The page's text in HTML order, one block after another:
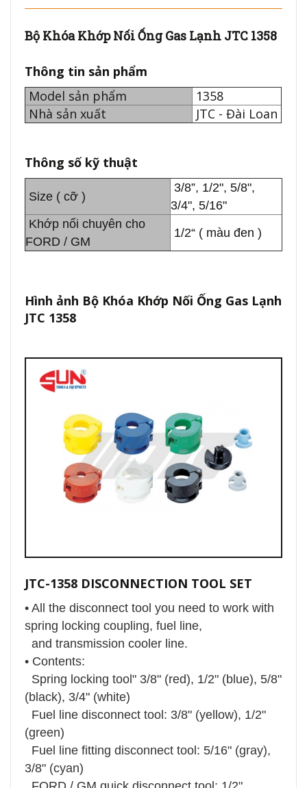
Bộ Khóa Khớp Nối Ống Gas Lạnh JTC 1358
Thông tin sản phẩm
Model sản phẩm
1358
Nhà sản xuất
JTC - Đài Loan
Thông số kỹ thuật
Size ( cỡ )
3/8”, 1/2", 5/8",
3/4", 5/16"
Khớp nối chuyên cho
FORD / GM
1/2“ ( màu đen )
Hình ảnh Bộ Khóa Khớp Nối Ống Gas Lạnh
JTC 1358
JTC-1358 DISCONNECTION TOOL SET
• All the disconnect tool you need to work with
spring locking coupling, fuel line,
and transmission cooler line.
• Contents:
Spring locking tool" 3/8" (red), 1/2" (blue), 5/8"
(black), 3/4" (white)
Fuel line disconnect tool: 3/8" (yellow), 1/2"
(green)
Fuel line fitting disconnect tool: 5/16" (gray),
3/8" (cyan)